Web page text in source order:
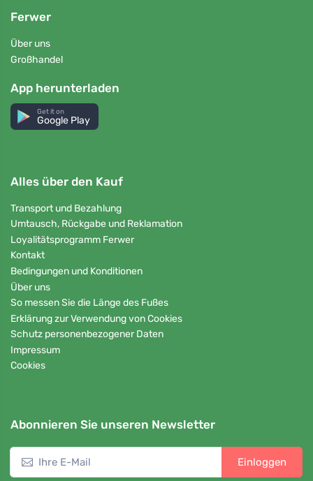
Ferwer
Über uns
Großhandel
App herunterladen
Get it on
Google Play
Alles über den Kauf
Transport und Bezahlung
Umtausch, Rückgabe und Reklamation
Loyalitätsprogramm Ferwer
Kontakt
Bedingungen und Konditionen
Über uns
So messen Sie die Länge des Fußes
Erklärung zur Verwendung von Cookies
Schutz personenbezogener Daten
Impressum
Cookies
Abonnieren Sie unseren Newsletter
Einloggen